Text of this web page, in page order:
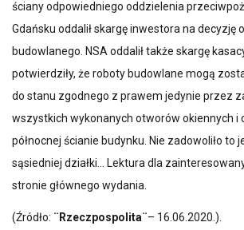
ściany odpowiedniego oddzielenia
Gdańsku oddalił skargę inwestora na decyzję
budowlanego. NSA oddalił także skargę
potwierdziły, że roboty budowlane mogą
do stanu zgodnego z prawem jedynie przez
wszystkich wykonanych otworów okiennych i
północnej ścianie budynku. Nie zadowoliło to
sąsiedniej działki… Lektura dla
stronie głównego wydania.
(Źródło: ¨Rzeczpospolita¨– 16.06.2020.).